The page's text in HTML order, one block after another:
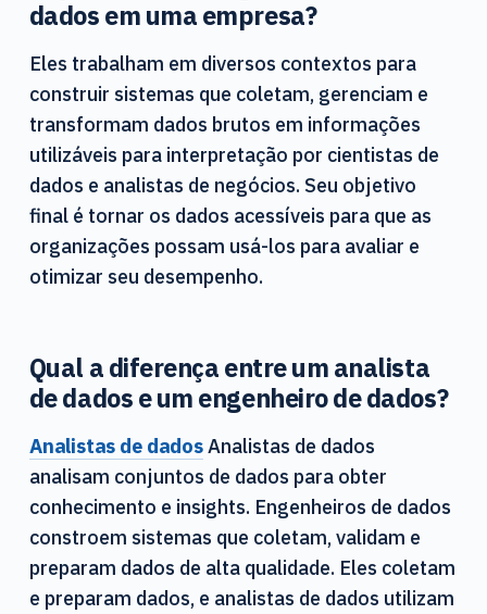
dados em uma empresa?
Eles trabalham em diversos contextos para
construir sistemas que coletam, gerenciam e
transformam dados brutos em informações
utilizáveis para interpretação por cientistas de
dados e analistas de negócios. Seu objetivo
final é tornar os dados acessíveis para que as
organizações possam usá-los para avaliar e
otimizar seu desempenho.
Qual a diferença entre um analista
de dados e um engenheiro de dados?
Analistas de dadosAnalistas de dados
analisam conjuntos de dados para obter
conhecimento e insights. Engenheiros de dados
constroem sistemas que coletam, validam e
preparam dados de alta qualidade. Eles coletam
e preparam dados, e analistas de dados utilizam